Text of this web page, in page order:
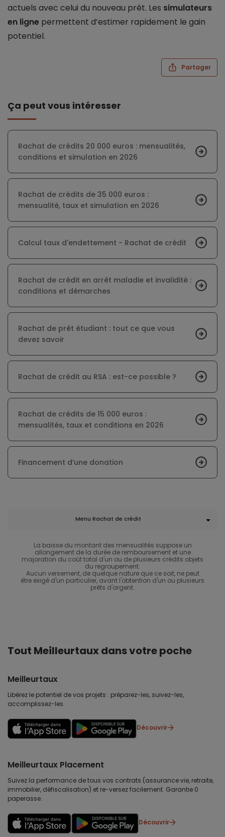
actuels avec celui du nouveau prêt. Les simulateurs
en ligne permettent d’estimer rapidement le gain
potentiel.
Partager
Ça peut vous intéresser
Rachat de crédits 20 000 euros : mensualités,
conditions et simulation en 2026
Rachat de crédits de 35 000 euros :
mensualité, taux et simulation en 2026
Calcul taux d'endettement - Rachat de crédit
Rachat de crédit en arrêt maladie et invalidité :
conditions et démarches
Rachat de prêt étudiant : tout ce que vous
devez savoir
Rachat de crédit au RSA : est-ce possible ?
Rachat de crédits de 15 000 euros :
mensualités, taux et conditions en 2026
Financement d’une donation
Menu Rachat de crédit
La baisse du montant des mensualités suppose un
allongement de la durée de remboursement et une
majoration du coût total d'un ou de plusieurs crédits objets
du regroupement.
Aucun versement, de quelque nature que ce soit, ne peut
être exigé d'un particulier, avant l'obtention d'un ou plusieurs
prêts d'argent.
Tout Meilleurtaux dans votre poche
Meilleurtaux
Libérez le potentiel de vos projets : préparez-les, suivez-les,
accomplissez-les.
Découvrir
Meilleurtaux Placement
Suivez la performance de tous vos contrats (assurance vie, retraite,
immobilier, défiscalisation) et re-versez facilement. Garantie 0
paperasse.
Découvrir